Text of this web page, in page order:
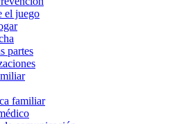
el juego
partes
familiar